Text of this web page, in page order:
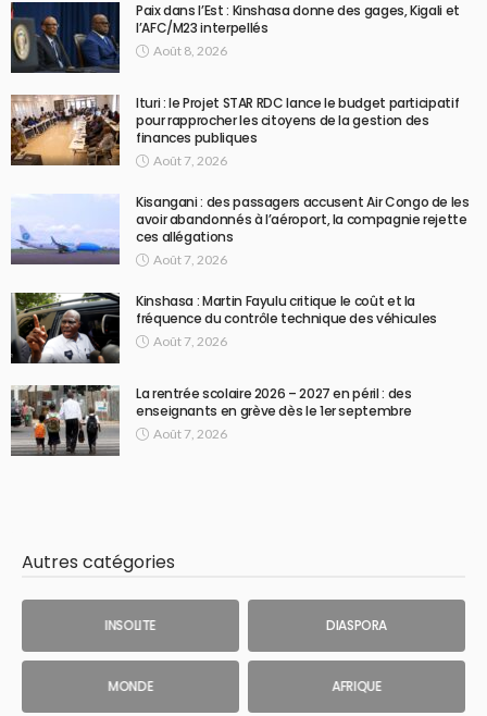
Paix dans l’Est : Kinshasa donne des gages, Kigali et
l’AFC/M23 interpellés
Août 8, 2026
Ituri : le Projet STAR RDC lance le budget participatif
pour rapprocher les citoyens de la gestion des
finances publiques
Août 7, 2026
Kisangani : des passagers accusent Air Congo de les
avoir abandonnés à l’aéroport, la compagnie rejette
ces allégations
Août 7, 2026
Kinshasa : Martin Fayulu critique le coût et la
fréquence du contrôle technique des véhicules
Août 7, 2026
La rentrée scolaire 2026 – 2027 en péril : des
enseignants en grève dès le 1er septembre
Août 7, 2026
Autres catégories
INSOLITE DIASPORA
MONDE AFRIQUE